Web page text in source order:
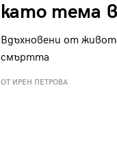
като тема
Вдъхновени от
смъртта
ОТ ИРЕН ПЕТРОВА